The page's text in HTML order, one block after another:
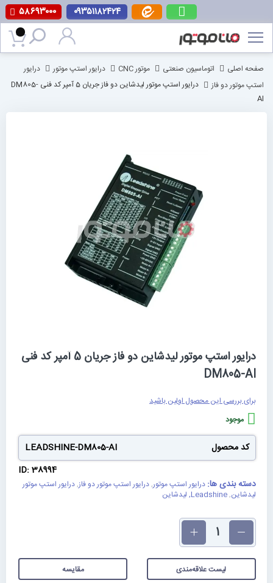
۵۸۶۹۳۰۰۰ ۰۹۳۵۱۱۸۲۴۲۴
به
صفحه اصلی
اتوماسیون صنعتی موتور CNC درایور استپ موتور
درایور
استپ موتور دو فاز
درایور استپ موتور لیدشاین دو فاز جریان 5 آمپر کد فنی DM805-
AI
رفتن
به
ابتدای
درایور استپ موتور لیدشاین دو فاز جریان 5 آمپر کد فنی
DM805-AI
برای بررسی این محصول اولین باشید
موجود
کد محصول
LEADSHINE-DM805-AI
ID: 38994
دسته بندی ها: درایور استپ موتور,درایور استپ موتور دو فاز,درایور استپ موتور
لیدشاین,Leadshine, لیدشاین
تعداد
لیست علاقه‌مندی مقایسه